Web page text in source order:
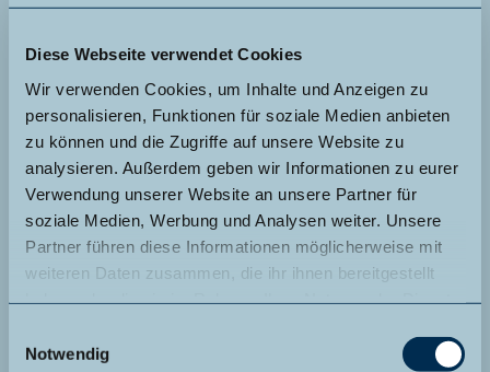
Diese Webseite verwendet Cookies
Wir verwenden Cookies, um Inhalte und Anzeigen zu
personalisieren, Funktionen für soziale Medien anbieten
zu können und die Zugriffe auf unsere Website zu
analysieren. Außerdem geben wir Informationen zu eurer
Verwendung unserer Website an unsere Partner für
soziale Medien, Werbung und Analysen weiter. Unsere
Partner führen diese Informationen möglicherweise mit
weiteren Daten zusammen, die ihr ihnen bereitgestellt
Notwendig
Möchtest du selbst als Naturparkführer*in aktiv werden?
Wir freuen uns immer über Bewerbungen als ehrenamtliche
Naturparkführer*in.
(ZNL-Lehrgang o. Ä.) und Vorkenntnisse nachweisen musst.
gerne schauen, ob eine Zusammenarbeit möglich ist.